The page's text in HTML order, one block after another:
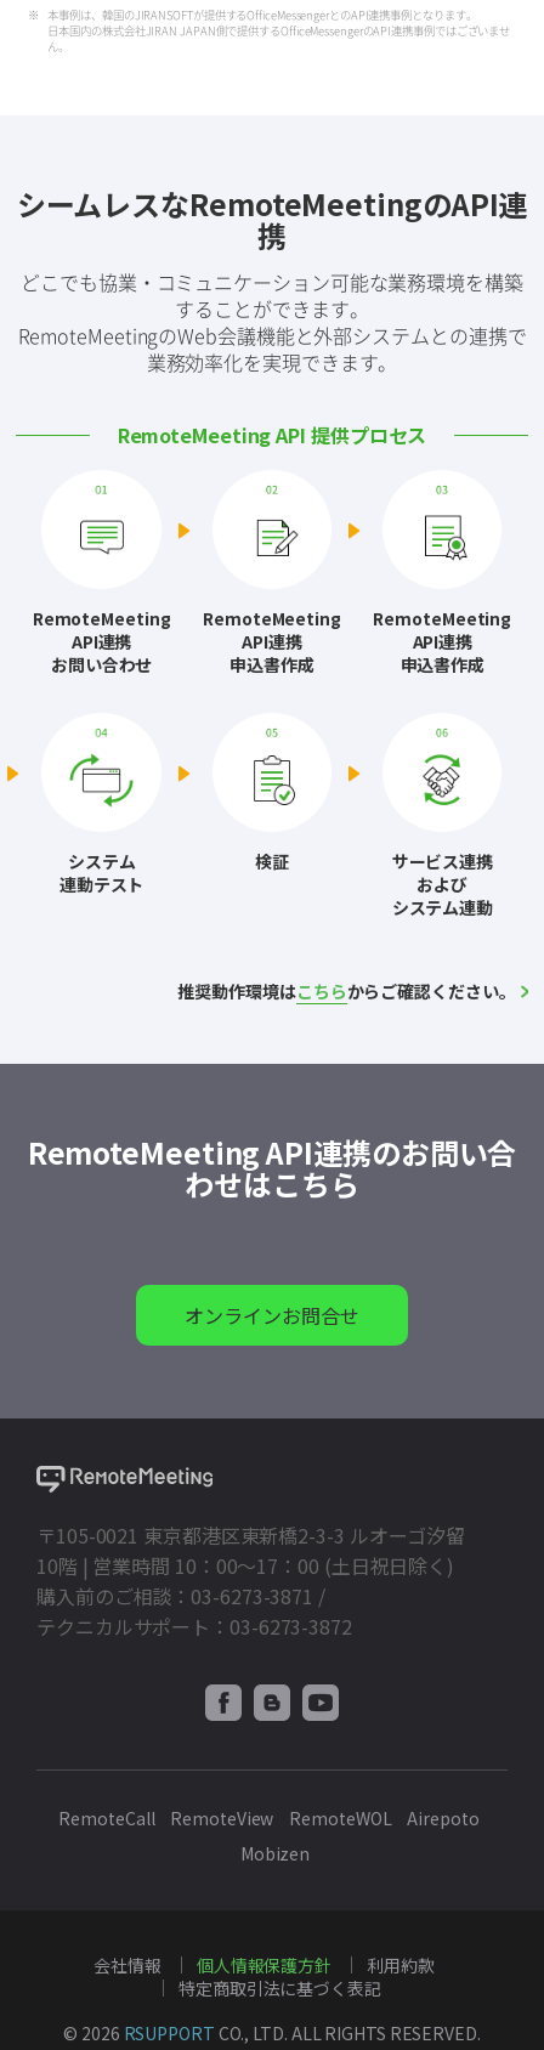
本事例は、韓国のJIRANSOFTが提供するOfficeMessengerとのAPI連携事例となります。
日本国内の株式会社JIRAN JAPAN側で提供するOfficeMessengerのAPI連携事例ではございませ
ん。
シームレスなRemoteMeetingのAPI連
携
どこでも協業・コミュニケーション可能な業務環境を構築
することができます。
RemoteMeetingのWeb会議機能と外部システムとの連携で
業務効率化を実現できます。
RemoteMeeting API 提供プロセス
RemoteMeeting
API連携
お問い合わせ
RemoteMeeting
API連携
申込書作成
RemoteMeeting
API連携
申込書作成
システム
連動テスト
検証
サービス連携
および
システム連動
推奨動作環境はこちらからご確認ください。
RemoteMeeting API連携のお問い合
わせはこちら
オンラインお問合せ
〒105-0021 東京都港区東新橋2-3-3 ルオーゴ汐留
10階 | 営業時間 10：00～17：00 (土日祝日除く)
購入前のご相談：03-6273-3871 /
テクニカルサポート：03-6273-3872
RemoteCall RemoteView RemoteWOL
Airepoto
Mobizen
会社情報 個人情報保護方針
利用約款
特定商取引法に基づく表記
© 2026 RSUPPORT CO., LTD. ALL RIGHTS RESERVED.